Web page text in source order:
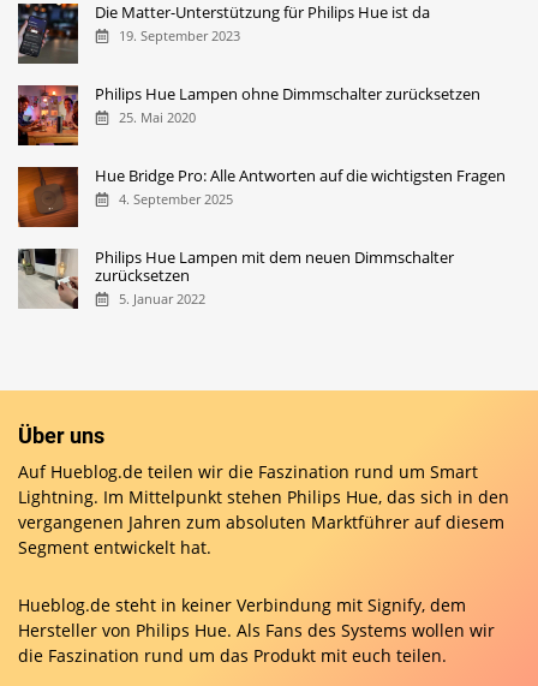
Die Matter-Unterstützung für Philips Hue ist da
19. September 2023
Philips Hue Lampen ohne Dimmschalter zurücksetzen
25. Mai 2020
Hue Bridge Pro: Alle Antworten auf die wichtigsten Fragen
4. September 2025
Philips Hue Lampen mit dem neuen Dimmschalter
zurücksetzen
5. Januar 2022
Über uns
Auf Hueblog.de teilen wir die Faszination rund um Smart
Lightning. Im Mittelpunkt stehen Philips Hue, das sich in den
vergangenen Jahren zum absoluten Marktführer auf diesem
Segment entwickelt hat.
Hueblog.de steht in keiner Verbindung mit Signify, dem
Hersteller von Philips Hue. Als Fans des Systems wollen wir
die Faszination rund um das Produkt mit euch teilen.